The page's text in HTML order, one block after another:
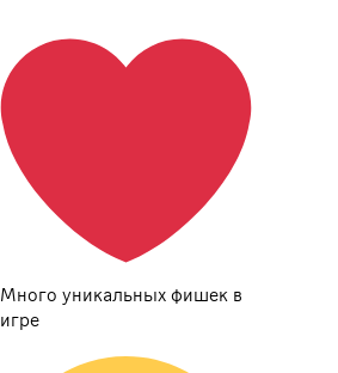
Много уникальных фишек в
игре